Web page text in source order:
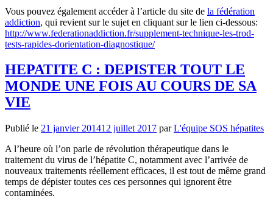
Vous pouvez également accéder à l’article du site de la fédération
addiction, qui revient sur le sujet en cliquant sur le lien ci-dessous:
http://www.federationaddiction.fr/supplement-technique-les-trod-
tests-rapides-dorientation-diagnostique/
HEPATITE C : DEPISTER TOUT LE
MONDE UNE FOIS AU COURS DE SA
VIE
Publié le 21 janvier 201412 juillet 2017 parL'équipe SOS hépatites
A l’heure où l’on parle de révolution thérapeutique dans le
traitement du virus de l’hépatite C, notamment avec l’arrivée de
nouveaux traitements réellement efficaces, il est tout de même grand
temps de dépister toutes ces ces personnes qui ignorent être
contaminées.